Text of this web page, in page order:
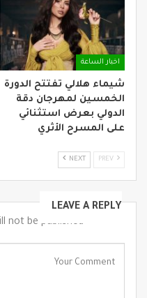
اخبار الساعة
شيماء هلالي تفتتح الدورة
الخمسين لمهرجان دقة
الدولي بعرض استثنائي
على المسرح الأثري
NEXT
LEAVE A REPLY
not be published.